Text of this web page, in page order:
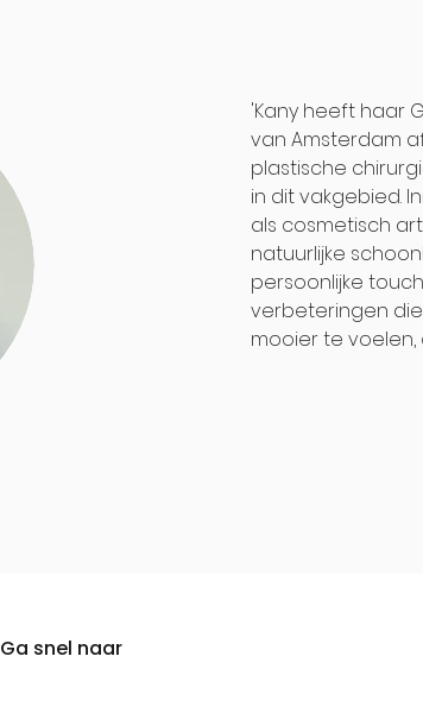
'Kany heeft haar
van Amsterdam
plastische
in dit vakgebied.
als cosmetisch
natuurlijke
persoonlijke
verbeteringen
mooier te
Ga snel naar